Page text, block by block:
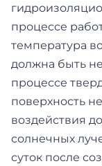
процессе
температура
должна быть
процессе
поверхность
воздействия
солнечных
суток после